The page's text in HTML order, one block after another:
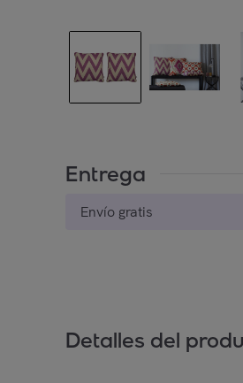
Entrega
Envío gratis
Detalles del